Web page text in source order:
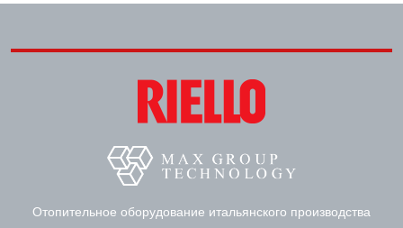
Отопительное оборудование итальянского производства